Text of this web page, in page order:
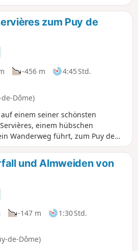
zum Puy de
-456 m
4:45 Std.
Dôme)
einem seiner schönsten
einem hübschen
Wanderweg führt, zum Puy de
aus man einen herrlichen Blick
und die Felsen Roches Tuilière
ist eine Rundwanderung, die
einen freien Blick auf die
Sancy-Massiv bietet.
und Almweiden von
-147 m
1:30 Std.
de-Dôme)